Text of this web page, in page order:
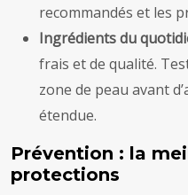
recommandés et les
Ingrédients du
frais et de qualité.
zone de peau avant
étendue.
Prévention : la
protections